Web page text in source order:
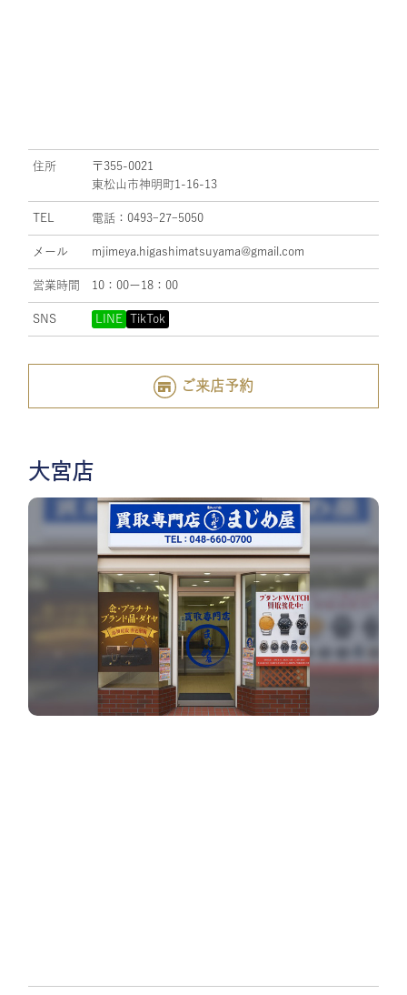
住所
〒355-0021
東松山市神明町1-16-13
TEL 電話：0493ｰ27ｰ5050
メール mjimeya.higashimatsuyama@gmail.com
営業時間 10：00ー18：00
SNS LINE TikTok
ご来店予約
大宮店